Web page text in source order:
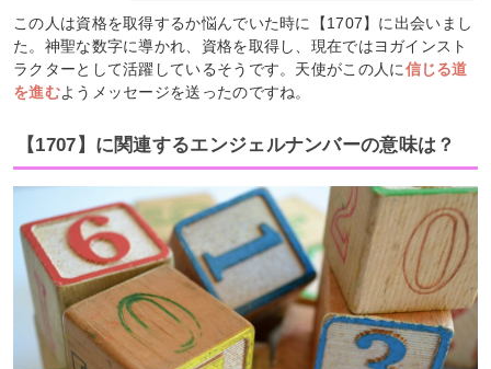
この人は資格を取得するか悩んでいた時に【1707】に出会いまし
た。神聖な数字に導かれ、資格を取得し、現在ではヨガインスト
ラクターとして活躍しているそうです。天使がこの人に信じる道
を進むようメッセージを送ったのですね。
【1707】に関連するエンジェルナンバーの意味は？